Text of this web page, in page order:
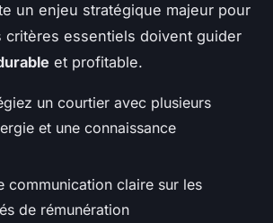
un enjeu stratégique majeur pour
essentiels doivent guider
et profitable.
un courtier avec plusieurs
et une connaissance
communication claire sur les
de rémunération